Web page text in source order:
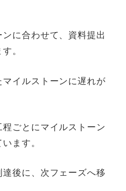
に合わせて、資料提出
。
イルストーンに遅れが
ごとにマイルストーン
ます。
後に、次フェーズへ移